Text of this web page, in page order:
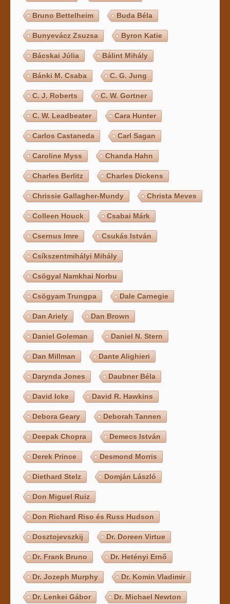
Bruno Bettelheim Buda Béla
Bunyevácz Zsuzsa Byron Katie
Bácskai Júlia Bálint Mihály
Bánki M. Csaba C. G. Jung
C. J. Roberts C. W. Gortner
C. W. Leadbeater Cara Hunter
Carlos Castaneda Carl Sagan
Caroline Myss Chanda Hahn
Charles Berlitz Charles Dickens
Chrissie Gallagher-Mundy Christa Meves
Colleen Houck Csabai Márk
Csernus Imre Csukás István
Csíkszentmihályi Mihály
Csögyal Namkhai Norbu
Csögyam Trungpa Dale Carnegie
Dan Ariely Dan Brown
Daniel Goleman Daniel N. Stern
Dan Millman Dante Alighieri
Darynda Jones Daubner Béla
David Icke David R. Hawkins
Debora Geary Deborah Tannen
Deepak Chopra Demecs István
Derek Prince Desmond Morris
Diethard Stelz Domján László
Don Miguel Ruiz
Don Richard Riso és Russ Hudson
Dosztojevszkij Dr. Doreen Virtue
Dr. Frank Bruno Dr. Hetényi Ernő
Dr. Jozeph Murphy Dr. Komin Vladimir
Dr. Lenkei Gábor Dr. Michael Newton